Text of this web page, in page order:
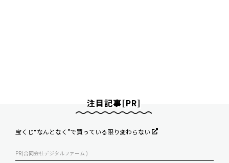
注目記事[PR]
宝くじ“なんとなく”で買っている限り変わらない
PR(合同会社デジタルファーム )